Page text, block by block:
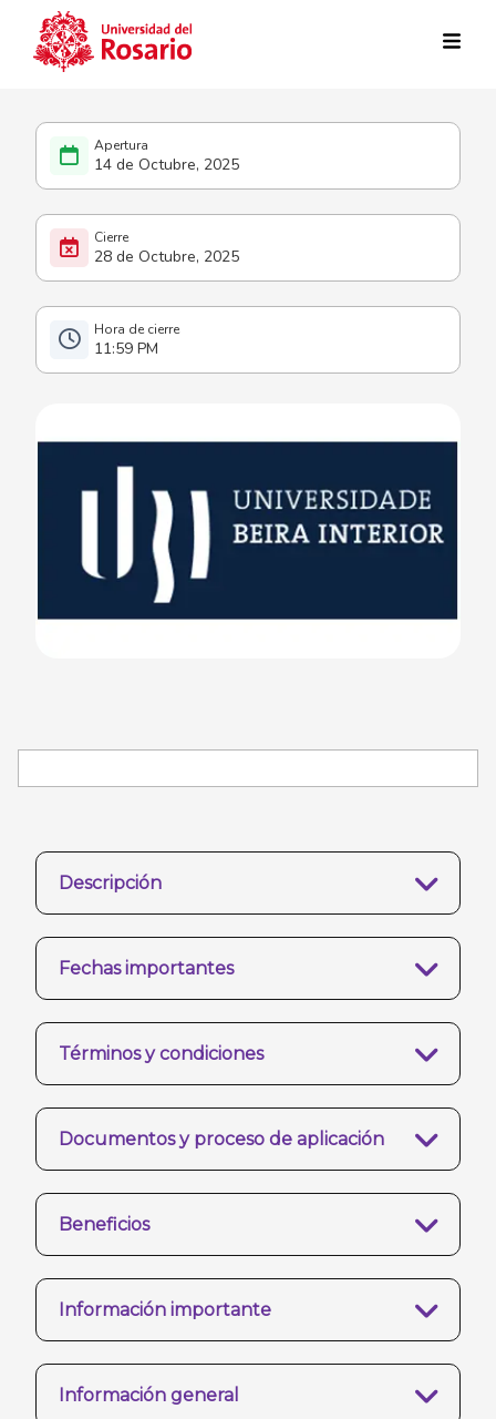
14 de Octubre, 2025
28 de Octubre, 2025
11:59 PM
Descripción
Fechas importantes
Términos y condiciones
Documentos y proceso de aplicación
Beneficios
Información importante
Información general